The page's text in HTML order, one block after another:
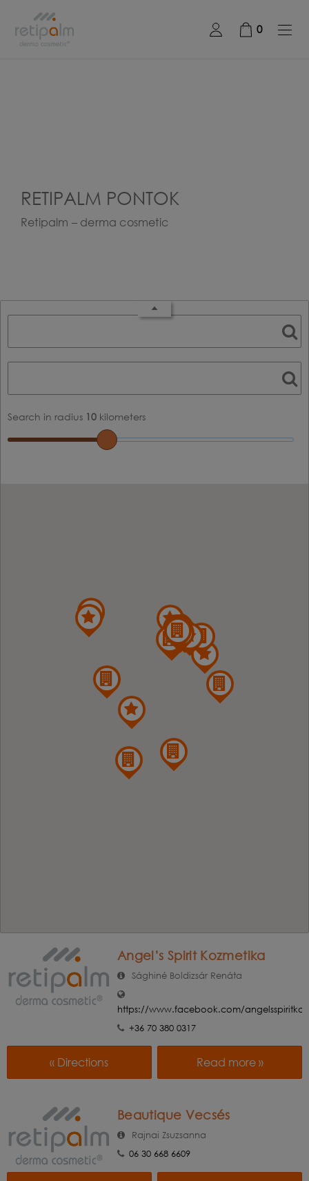
0
RETIPALM PONTOK
Retipalm – derma cosmetic
Search in radius 10 kilometers
Angel’s Spirit Kozmetika
Sághiné Boldizsár Renáta
https://www.facebook.com/
+36 70 380 0317
« Directions Read more »
Beautique Vecsés
Rajnai Zsuzsanna
06 30 668 6609